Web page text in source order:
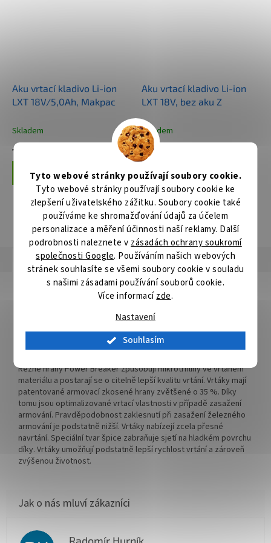
Tyto webové stránky používají soubory cookie.
Tyto webové stránky používají soubory cookie ke
zlepšení uživatelského zážitku. Soubory cookie také
používáme ke shromažďování údajů za účelem
personalizace a měření účinnosti naší reklamy. Další
podrobnosti naleznete v zásadách ochrany soukromí
společnosti Google. Používáním našich webových
stránek souhlasíte se všemi soubory cookie v souladu
s našimi zásadami používání souborů cookie.
Více informacízde.
Nastavení
Souhlasím
Aku vrtací kladivo Li-ion
LXT 18V/5,0Ah, Makpac
Skladem
10 994 Kč
Do košíku
Aku vrtací kladivo Li-ion
LXT 18V, bez aku Z
Skladem
4 256 Kč
Do košíku
ZOBRAZIT VŠECHNY SOUVISEJÍCÍ PRODUKTY
Popis Hodnocení Diskuze
Detailní popis produktu
V-PLUS stanovuje nová výkonnostní měřítka. Je důslednou
inovací miliónkrát osvědčeného příklepového vrtáku 4 PLUS.
Rychlost vrtání se vůči příklepovému vrtáku 4 PLUS zvýšila až o
12%. Skvěle se hodí i pro akumulátorové příklepové vrtačky. V-
Řezné hrany Power Breaker způsobují mikrotrhliny ve vrtaném
materiálu a postarají se o citelně lepší kvalitu vrtání. Vrtáky mají
patentované armovací zkosené hrany zvětšené o 35 %. Díky
tomu jsou optimalizované vrtací vlastnosti v případě zasažení
armování. Pravděpodobnost zaklesnutí při zasažení železného
armování je podstatně nižší. Vrtáky nabízejí zcela přesné
navrtání. Speciální tvar špice zabraňuje sjetí na hladkém povrchu
díky. Vrtáky umožňují podstatně lepší rychlost vrtání a zároveň
zvýšenou životnost.
Radomír Hurník